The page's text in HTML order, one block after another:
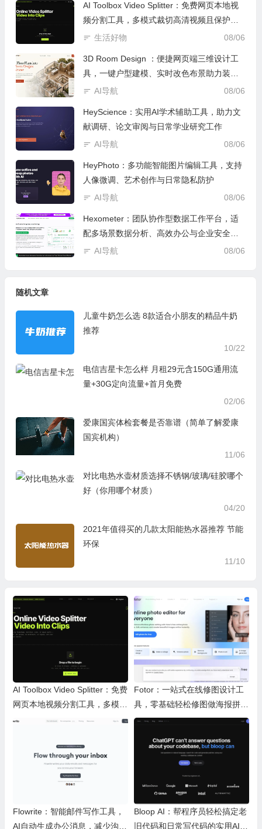
AI Toolbox Video Splitter：免费网页本地视
频分割工具，多模式裁切高清视频且保护隐
私
08/06
生活好物
3D Room Design ：便捷网页端三维设计工
具，一键户型建模、实时改色布景助力装修
设计
08/06
AI导航
HeyScience：实用AI学术辅助工具，助力文
献调研、论文审阅与日常学业研究工作
08/06
AI导航
HeyPhoto：多功能智能图片编辑工具，支持
人像微调、艺术创作与日常隐私防护
08/06
AI导航
Hexometer：团队协作型数据工作平台，适
配多场景数据分析、高效办公与企业安全管
控
08/06
AI导航
随机文章
儿童牛奶怎么选 8款适合小朋友的精品牛奶
推荐
10/22
电信吉星卡怎么样 月租29元含150G通用流
量+30G定向流量+首月免费
02/06
爱康国宾体检套餐是否靠谱（简单了解爱康
国宾机构）
11/06
对比电热水壶材质选择不锈钢/玻璃/硅胶哪个
好（你用哪个材质）
04/20
2021年值得买的几款太阳能热水器推荐 节能
环保
11/10
AI Toolbox Video Splitter：免费
网页本地视频分割工具，多模式
裁切高清视频且保护隐私
Fotor：一站式在线修图设计工
具，零基础轻松修图做海报拼图
文创内容
Flowrite：智能邮件写作工具，
AI自动生成办公消息，减少沟通
Bloop AI：帮程序员轻松搞定老
旧代码和日常写代码的实用AI小